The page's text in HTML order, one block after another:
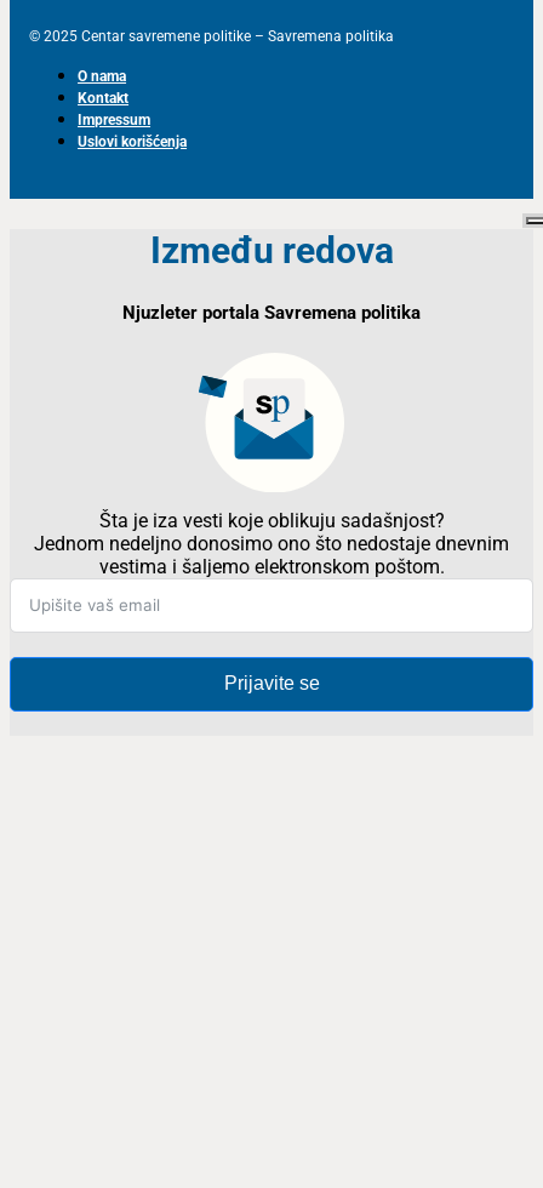
© 2025 Centar savremene politike – Savremena politika
O nama
Kontakt
Impressum
Uslovi korišćenja
Između redova
Njuzleter portala Savremena politika
Šta je iza vesti koje oblikuju sadašnjost?
Jednom nedeljno donosimo ono što nedostaje dnevnim
vestima i šaljemo elektronskom poštom.
Prijavite se